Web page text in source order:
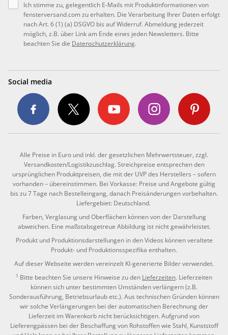
Ich stimme zu, gelegentlich E-Mails mit Produktinformationen von
fensterversand.com zu erhalten. Die Verarbeitung Ihrer Daten erfolgt
nach Art. 6 (1) (a) DSGVO bis auf Widerruf. Abmeldung jederzeit
möglich, z.B. über Link am Ende eines jeden Newsletters. Bitte
beachten Sie die Datenschutzerklärung.
Social media
Alle Preise in Euro und inkl. der gesetzlichen Mehrwertsteuer, zzgl.
Versandkosten/Logistikzuschlag. Streichpreise entsprechen den
ursprünglichen Produktpreisen, die mit der UVP des Herstellers – sofern
vorhanden – übereinstimmen. Bei Vorkasse: Preise und Angebote gültig
bis zu 7 Tage nach Bestelleingang, danach Preisänderungen vorbehalten.
Liefergebiet: Deutschland.
Farben, Verglasung und Oberflächen können von der Darstellung
abweichen. Eine maßstabsgetreue Abbildung ist nicht gewährleistet.
Produkt und Produktionsdarstellungen in den Videos können veraltete
Produkt- und Produktionsspezifika enthalten.
Auf dieser Webseite werden vereinzelt KI-generierte Bilder verwendet.
1 Bitte beachten Sie unsere Hinweise zu den Lieferzeiten. Lieferzeiten
können sich unter bestimmten Umständen verlängern (z.B.
Sonderausführung, Betriebsurlaub etc.). Aus technischen Gründen können
wir solche Verlängerungen bei der automatischen Berechnung der
Lieferzeit im Warenkorb nicht berücksichtigen. Aufgrund von
Lieferengpässen bei der Beschaffung von Rohstoffen wie Stahl, Kunststoff